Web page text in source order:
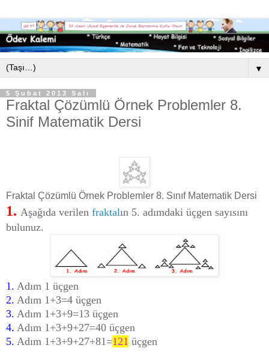
▼
5 Şubat 2013 Salı
Fraktal Çözümlü Örnek Problemler 8.
Sinif Matematik Dersi
Fraktal Çözümlü Örnek Problemler 8. Sınıf Matematik Dersi
1. Aşağıda verilen fraktalın 5. adımdaki üçgen sayısını
bulunuz.
1. Adım 1 üçgen
2. Adım 1+3=4 üçgen
3. Adım 1+3+9=13 üçgen
4. Adım 1+3+9+27=40 üçgen
5. Adım 1+3+9+27+81=121 üçgen